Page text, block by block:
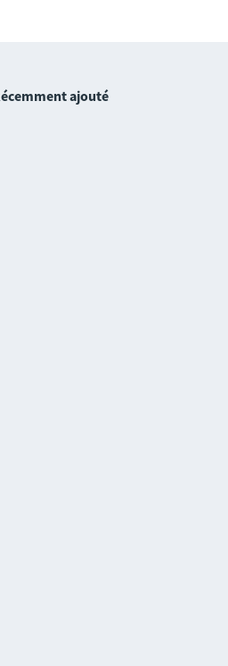
ajouté